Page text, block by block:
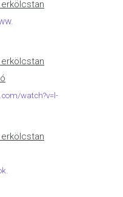
com/watch?v=l-